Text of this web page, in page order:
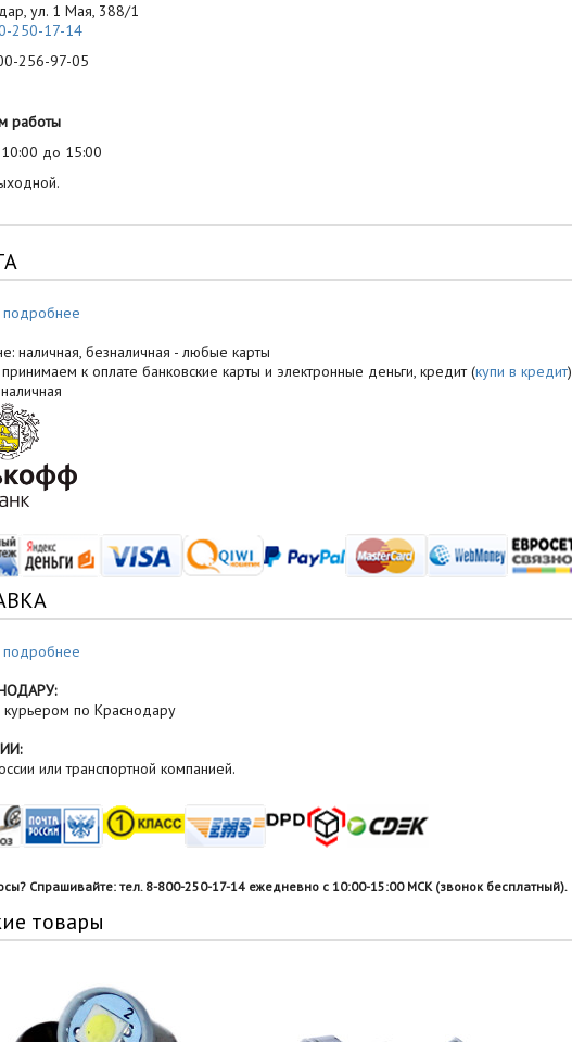
ул. 1 Мая, 388/1
250-17-14
97-05
работы
до 15:00
подробнее
наличная, безналичная - любые карты
к оплате банковские карты и электронные деньги, кредит (купи в кредит)
подробнее
курьером по Краснодару
или транспортной компанией.
Спрашивайте: тел. 8-800-250-17-14 ежедневно с 10:00-15:00 МСК (звонок бесплатный).
товары